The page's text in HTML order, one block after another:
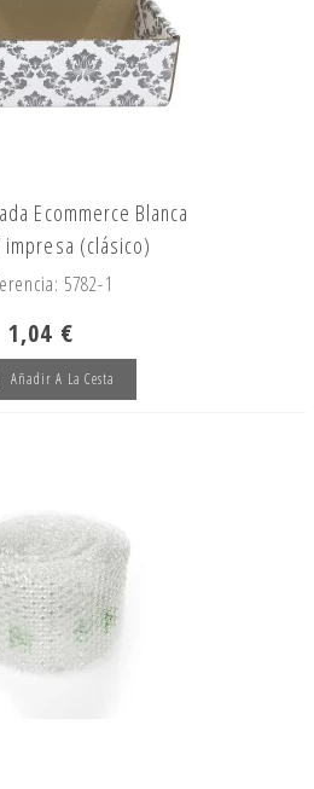
Ecommerce Blanca
impresa (clásico)
5782-1
1,04 €
Añadir A La Cesta